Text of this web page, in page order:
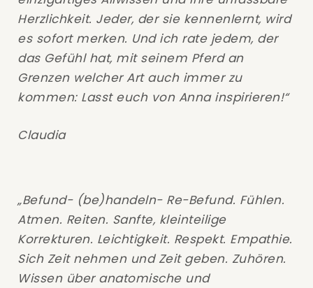
Herzlichkeit. Jeder, der sie kennenlernt, wird
es sofort merken. Und ich rate jedem, der
das Gefühl hat, mit seinem Pferd an
Grenzen welcher Art auch immer zu
kommen: Lasst euch von Anna inspirieren!“
Claudia
„Befund- (be)handeln- Re-Befund. Fühlen.
Atmen. Reiten. Sanfte, kleinteilige
Korrekturen. Leichtigkeit. Respekt. Empathie.
Sich Zeit nehmen und Zeit geben. Zuhören.
Wissen über anatomische und